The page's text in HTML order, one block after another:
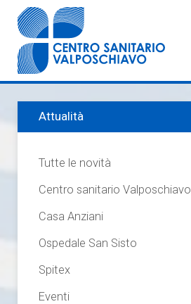
Attualità
Tutte le novità
Centro sanitario Valposchiavo
Casa Anziani
Ospedale San Sisto
Spitex
Eventi